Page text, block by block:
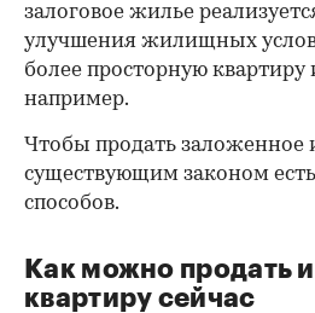
залоговое жилье
улучшения жилищных
более просторную квартиру
например.
Чтобы продать заложенное
существующим законом
способов.
Как можно продать
квартиру сейчас